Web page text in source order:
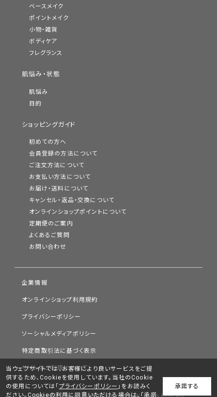
ベースメイク
ポイントメイク
小物・雑貨
ボディケア
フレグランス
肌悩み・状態
肌悩み
目的
ショッピングガイド
初めての方へ
会員登録の方法について
ご注文方法について
お支払い方法について
お届け・送料について
キャンセル・返品・交換について
オンラインショップポイントについて
定期便のご案内
よくあるご質問
お問い合わせ
企業情報
オンラインショップ利用規約
プライバシーポリシー
ソーシャルメディアポリシー
特定商取引法に基づく表示
サイトのご利用について
Copyright © Chifure Holdings Corporation. All Rights Reserved.
当ウェブサイトでは、お客様により良いサービスをご提
供するため、Cookieを使用しています。当社のCookie
の使用については「 プライバシーポリシー 」をお読みく
ださい。Cookieの利用に同意いただける場合は、「承諾
承諾する